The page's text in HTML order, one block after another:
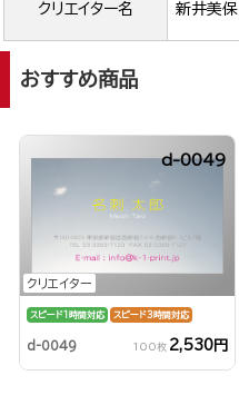
クリエイター名 新井美保
おすすめ商品
クリエイター
d-0049
スピード1時間対応 スピード3時間対応
d-0049 100枚 2,530円